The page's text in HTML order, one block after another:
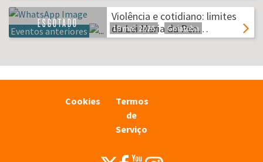
ESGOTADO
Eventos anteriores
Violência e cotidiano: limites
da Lei Maria da Pen…
19 mai. 2026 Goiatuba
Cookies
Termos
de
Serviço